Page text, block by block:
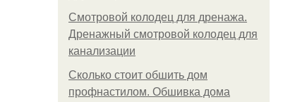
Смотровой колодец для дренажа.
Дренажный смотровой колодец для
канализации
Сколько стоит обшить дом
профнастилом. Обшивка дома